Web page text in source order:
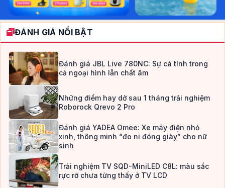
ĐÁNH GIÁ NỔI BẬT
Đánh giá JBL Live 780NC: Sự cá tính trong
cả ngoại hình lẫn chất âm
Những điểm hay dở sau 1 tháng trải nghiệm
Roborock Qrevo 2 Pro
Đánh giá YADEA Omee: Xe máy điện nhỏ
xinh, thông minh “đo ni đóng giày” cho nữ
sinh
Trải nghiệm TV SQD-MiniLED C8L: màu sắc
rực rỡ chưa từng thấy ở TV LCD